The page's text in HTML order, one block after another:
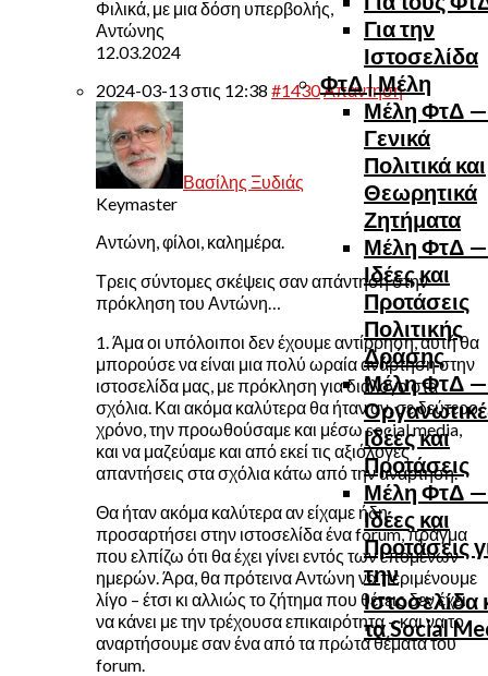
Για την
Ιστοσελίδα
ΦτΔ | Μέλη
Μέλη ΦτΔ —
Γενικά
Πολιτικά και
Θεωρητικά
Ζητήματα
Μέλη ΦτΔ —
Ιδέες και
Προτάσεις
Πολιτικής
Δράσης
Μέλη ΦτΔ —
Ιδέες και
Προτάσεις
Μέλη ΦτΔ —
Ιδέες και
Προτάσεις
την
Ιστοσελίδα
τα Social
Φιλικά, με μια δόση υπερβολής,
Αντώνης
12.03.2024
2024-03-13 στις 12:38 #1430Απάντηση
Βασίλης Ξυδιάς
Keymaster
Αντώνη, φίλοι, καλημέρα.
Τρεις σύντομες σκέψεις σαν απάντηση στην
πρόκληση του Αντώνη…
1. Άμα οι υπόλοιποι δεν έχουμε αντίρρηση, αυτή θα
μπορούσε να είναι μια πολύ ωραία ανάρτηση στην
ιστοσελίδα μας, με πρόκληση για διάλογο στα
σχόλια. Και ακόμα καλύτερα θα ήταν αν, σε δεύτερο
χρόνο, την προωθούσαμε και μέσω social media,
και να μαζεύαμε και από εκεί τις αξιόλογες
απαντήσεις στα σχόλια κάτω από την ανάρτηση.
Θα ήταν ακόμα καλύτερα αν είχαμε ήδη
προσαρτήσει στην ιστοσελίδα ένα forum, πράγμα
που ελπίζω ότι θα έχει γίνει εντός των επομένων
ημερών. Άρα, θα πρότεινα Αντώνη να περιμένουμε
λίγο – έτσι κι αλλιώς το ζήτημα που θέτεις δεν έχει
να κάνει με την τρέχουσα επικαιρότητα – και να το
αναρτήσουμε σαν ένα από τα πρώτα θέματα του
forum.